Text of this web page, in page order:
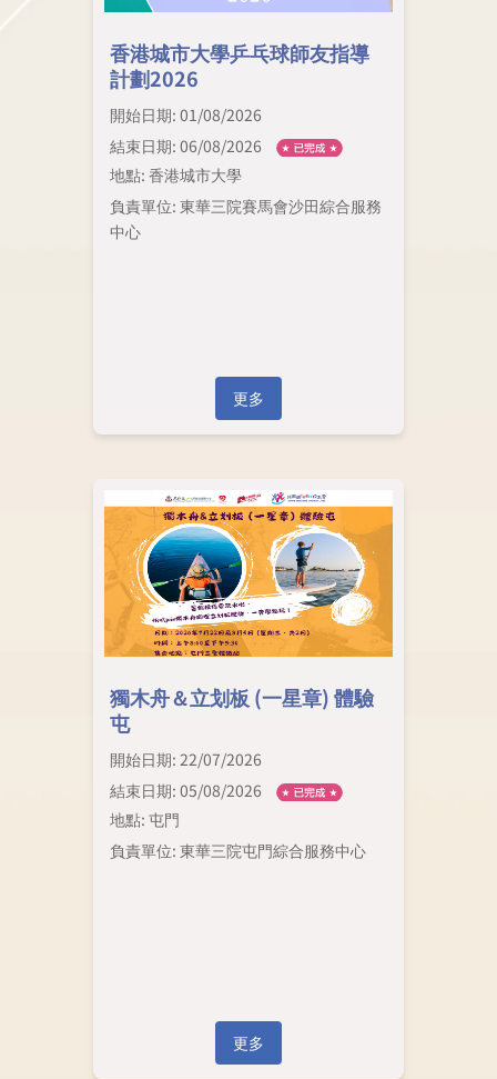
香港城市大學乒乓球師友指導
計劃2026
開始日期: 01/08/2026
結束日期: 06/08/2026
地點: 香港城市大學
負責單位: 東華三院賽馬會沙田綜合服務
中心
更多
獨木舟＆立划板 (一星章) 體驗
屯
開始日期: 22/07/2026
結束日期: 05/08/2026
地點: 屯門
負責單位: 東華三院屯門綜合服務中心
更多